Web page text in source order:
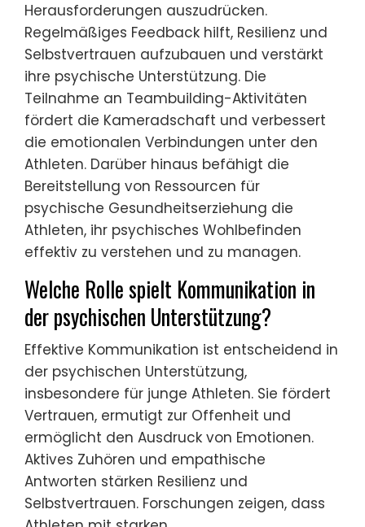
Herausforderungen auszudrücken.
Regelmäßiges Feedback hilft, Resilienz und
Selbstvertrauen aufzubauen und verstärkt
ihre psychische Unterstützung. Die
Teilnahme an Teambuilding-Aktivitäten
fördert die Kameradschaft und verbessert
die emotionalen Verbindungen unter den
Athleten. Darüber hinaus befähigt die
Bereitstellung von Ressourcen für
psychische Gesundheitserziehung die
Athleten, ihr psychisches Wohlbefinden
effektiv zu verstehen und zu managen.
Welche Rolle spielt Kommunikation in
der psychischen Unterstützung?
Effektive Kommunikation ist entscheidend in
der psychischen Unterstützung,
insbesondere für junge Athleten. Sie fördert
Vertrauen, ermutigt zur Offenheit und
ermöglicht den Ausdruck von Emotionen.
Aktives Zuhören und empathische
Antworten stärken Resilienz und
Selbstvertrauen. Forschungen zeigen, dass